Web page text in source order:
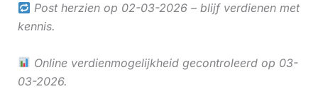
Post herzien op 02-03-2026 – blijf verdienen met
kennis.
Online verdienmogelijkheid gecontroleerd op 03-
03-2026.